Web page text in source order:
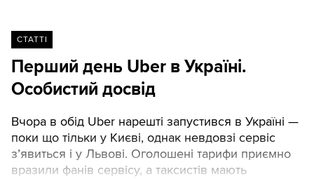
водіїв, в яких ідеальний сервіс.
СТАТТІ
Перший день Uber в Україні.
Особистий досвід
Вчора в обід Uber нарешті запустився в Україні —
поки що тільки у Києві, однак невдовзі сервіс
з’явиться і у Львові. Оголошені тарифи приємно
вразили фанів сервісу, а таксистів мають